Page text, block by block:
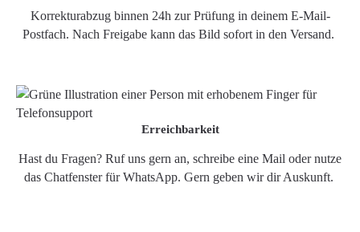
Korrekturabzug binnen 24h zur Prüfung in deinem E-Mail-
Postfach. Nach Freigabe kann das Bild sofort in den Versand.
Erreichbarkeit
Hast du Fragen? Ruf uns gern an, schreibe eine Mail oder nutze
das Chatfenster für WhatsApp. Gern geben wir dir Auskunft.